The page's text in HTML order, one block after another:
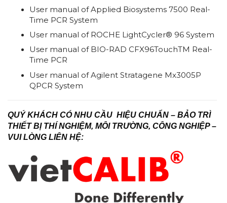
User manual of Applied Biosystems 7500 Real-
Time PCR System
User manual of ROCHE LightCycler® 96 System
User manual of BIO-RAD CFX96TouchTM Real-
Time PCR
User manual of Agilent Stratagene Mx3005P
QPCR System
QUÝ KHÁCH CÓ NHU CẦU HIỆU CHUẨN – BẢO TRÌ
THIẾT BỊ THÍ NGHIỆM, MÔI TRƯỜNG, CÔNG NGHIỆP –
VUI LÒNG LIÊN HỆ: